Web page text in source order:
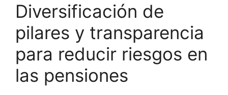
Diversificación de
pilares y transparencia
para reducir riesgos en
las pensiones